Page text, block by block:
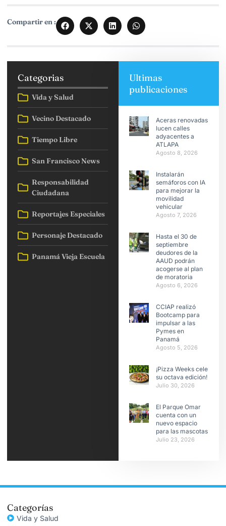
Compartir en :
Categorias
Vida y Salud
Vecino Destacado
Tiempo Libre
San Francisco News
Responsabilidad
Ciudadana
Reportajes Especiales
Personaje Destacado
Panamá Vieja Escuela
Ultimas
publicaciones
Aceras renovadas
lucen calles
adyacentes a
ATLAPA
Agosto 8, 2026
Instalarán
semáforos con IA
para mejorar la
movilidad
vehicular
Agosto 7, 2026
Hasta el 30 de
septiembre
deudores de la
AAUD podrán
acogerse al plan
de moratoria
Agosto 6, 2026
CCIAP realizó
Bootcamp para
impulsar a las
Pymes en
Panamá
Agosto 5, 2026
¡Pizza Weeks celebra
su octava edición!
Julio 30, 2026
El Parque Omar
cuenta con un
nuevo espacio
para las mascotas
Julio 23, 2026
Categorías
Vida y Salud